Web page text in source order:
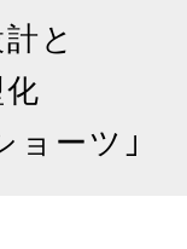
と
ーツ」